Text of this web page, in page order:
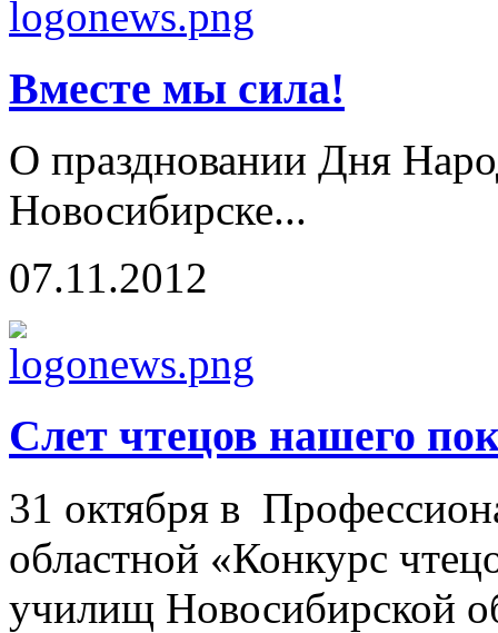
Вместе мы сила!
О праздновании Дня
Новосибирске...
07.11.2012
Слет чтецов нашего
31 октября в
областной «Конкурс
училищ Новосибирской